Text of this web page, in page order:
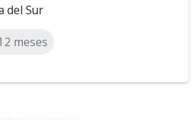
del Sur
meses